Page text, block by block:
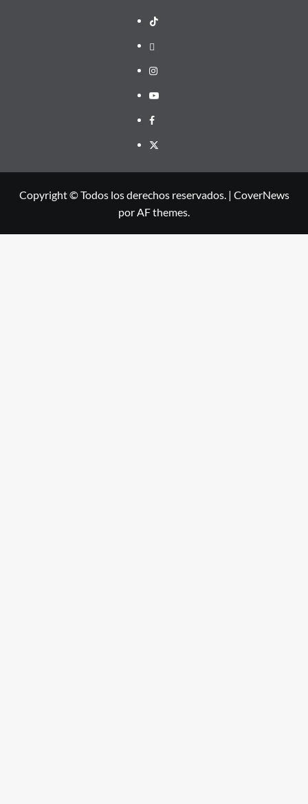
TikTok
threads
Instagram
Youtube
Facebook
X
Copyright © Todos los derechos reservados. | CoverNews
por AF themes.